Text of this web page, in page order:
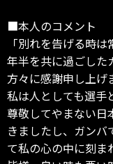
■本人のコメント
「別れを告げる時
年半を共に過ごした
方々に感謝申し上げ
私は人としても選手
尊敬してやまない日
きましたし、ガンバ
て私の心の中に刻ま